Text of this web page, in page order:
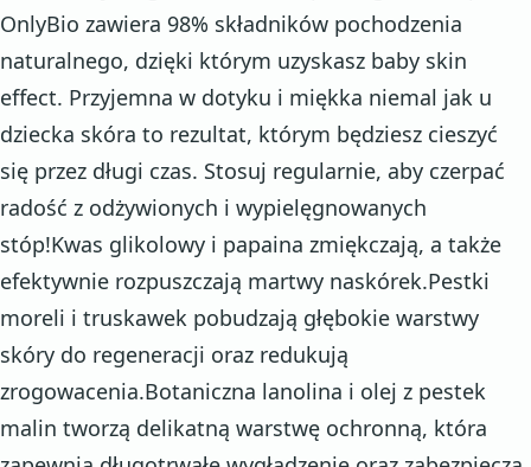
OnlyBio zawiera 98% składników pochodzenia
naturalnego, dzięki którym uzyskasz baby skin
effect. Przyjemna w dotyku i miękka niemal jak u
dziecka skóra to rezultat, którym będziesz cieszyć
się przez długi czas. Stosuj regularnie, aby czerpać
radość z odżywionych i wypielęgnowanych
stóp!Kwas glikolowy i papaina zmiękczają, a także
efektywnie rozpuszczają martwy naskórek.Pestki
moreli i truskawek pobudzają głębokie warstwy
skóry do regeneracji oraz redukują
zrogowacenia.Botaniczna lanolina i olej z pestek
malin tworzą delikatną warstwę ochronną, która